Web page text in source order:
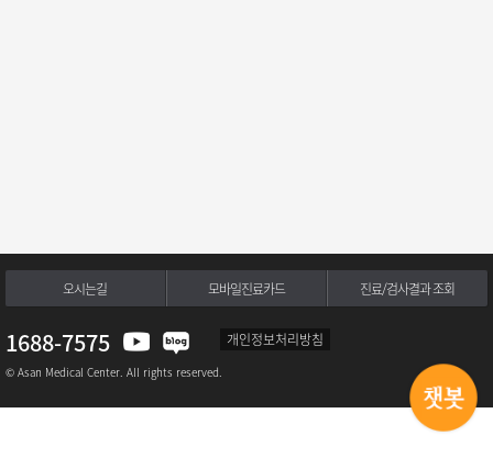
오시는길 모바일진료카드 진료/검사결과 조회
1688-7575 개인정보처리방침
© Asan Medical Center. All rights reserved.